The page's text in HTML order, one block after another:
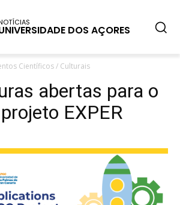
DOS AÇORES
Científicos / Culturais
abertas para o
EXPER